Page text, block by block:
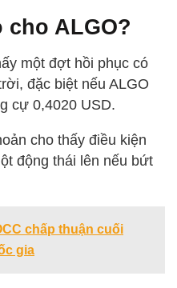
ALGO?
một đợt hồi phục có
đặc biệt nếu ALGO
cự 0,4020 USD.
cho thấy điều kiện
động thái lên nếu bứt
chấp thuận cuối
gia